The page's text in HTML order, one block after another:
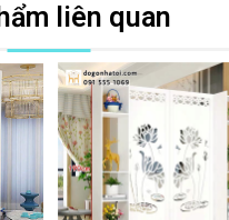
liên quan